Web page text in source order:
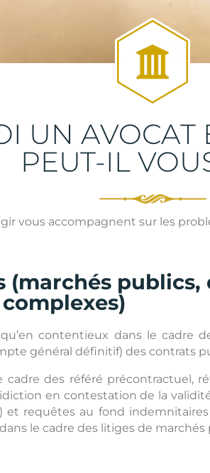
UN AVOCAT
PEUT-IL
vous accompagnent sur les
(marchés
contentieux dans le cadre
général définitif) des contrats
des référé précontractuel,
en contestation de la
et requêtes au fond
le cadre des litiges de marchés